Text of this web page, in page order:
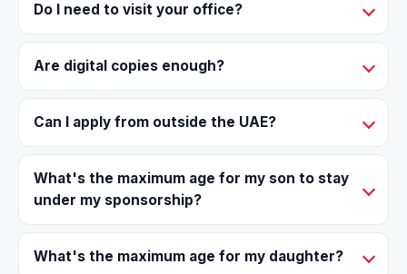
Do I need to visit your office?
Are digital copies enough?
Can I apply from outside the UAE?
What's the maximum age for my son to stay
under my sponsorship?
What's the maximum age for my daughter?